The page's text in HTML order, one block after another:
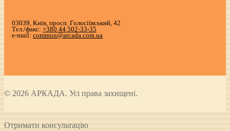
03039, Київ, просп. Голосіївський, 42
Тел./факс: +380 44 502-33-35
e-mail: common@arcada.com.ua
© 2026 АРКАДА. Усі права захищені.
Отримати консультацію